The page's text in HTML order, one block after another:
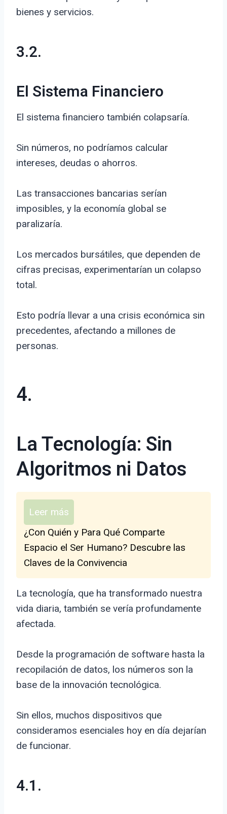
bienes y servicios.
3.2.
El Sistema Financiero
El sistema financiero también colapsaría.
Sin números, no podríamos calcular
intereses, deudas o ahorros.
Las transacciones bancarias serían
imposibles, y la economía global se
paralizaría.
Los mercados bursátiles, que dependen de
cifras precisas, experimentarían un colapso
total.
Esto podría llevar a una crisis económica sin
precedentes, afectando a millones de
personas.
4.
La Tecnología: Sin
Algoritmos ni Datos
Leer más
¿Con Quién y Para Qué Comparte
Espacio el Ser Humano? Descubre las
Claves de la Convivencia
La tecnología, que ha transformado nuestra
vida diaria, también se vería profundamente
afectada.
Desde la programación de software hasta la
recopilación de datos, los números son la
base de la innovación tecnológica.
Sin ellos, muchos dispositivos que
consideramos esenciales hoy en día dejarían
de funcionar.
4.1.